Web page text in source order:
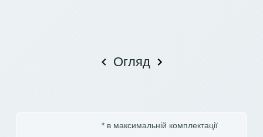
Огляд
* в максимальній комплектації